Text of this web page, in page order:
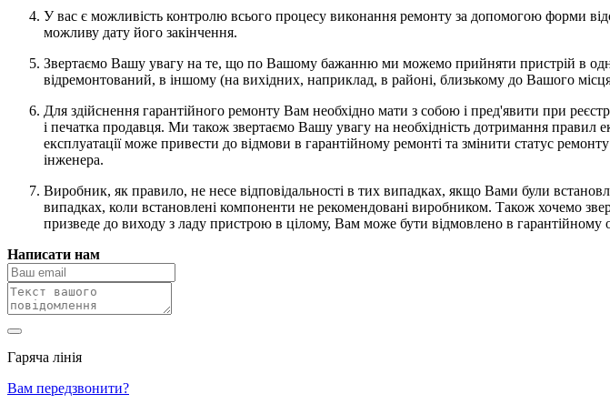
У вас є можливість контролю всього процесу виконання ремонту за допомогою форми
можливу дату його закінчення.
Звертаємо Вашу увагу на те, що по Вашому бажанню ми можемо прийняти пристрій в
відремонтований, в іншому (на вихідних, наприклад, в районі, близькому до Вашого
Для здійснення гарантійного ремонту Вам необхідно мати з собою і пред'явити при
і печатка продавця. Ми також звертаємо Вашу увагу на необхідність дотримання правил
експлуатації може привести до відмови в гарантійному ремонті та змінити статус
інженера.
Виробник, як правило, не несе відповідальності в тих випадках, якщо Вами були
випадках, коли встановлені компоненти не рекомендовані виробником. Також хочемо
призведе до виходу з ладу пристрою в цілому, Вам може бути відмовлено в гарантійному
Написати нам
Гаряча лінія
Вам передзвонити?